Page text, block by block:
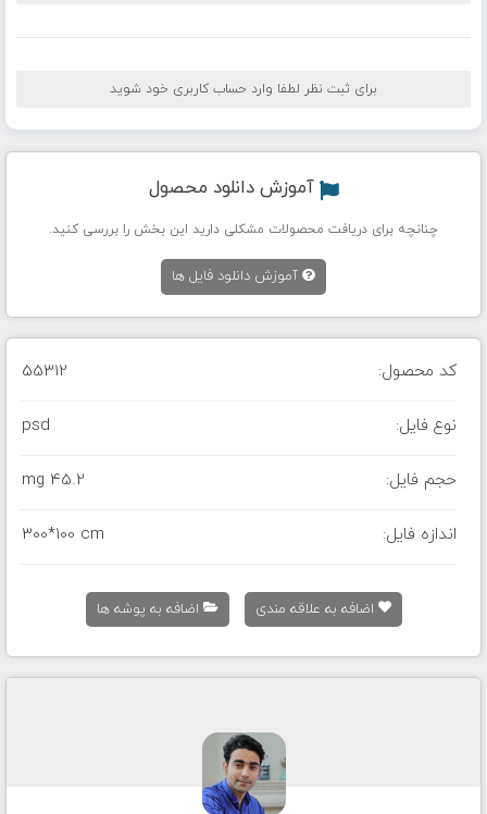
برای ثبت نظر لطفا وارد حساب کاربری خود شوید
آموزش دانلود محصول
چنانچه برای دریافت محصولات مشکلی دارید این بخش را بررسی کنید.
آموزش دانلود فایل ها
کد محصول: 55312
نوع فایل: psd
حجم فایل: 45.2 mg
اندازه فایل: 300*100 cm
اضافه به علاقه مندی اضافه به پوشه ها